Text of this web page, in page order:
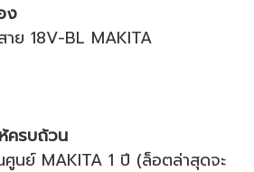
ง
ย 18V-BL MAKITA
ครบถ้วน
นย์ MAKITA 1 ปี (ล็อตล่าสุดจะ